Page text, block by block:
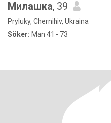
Милашка, 39
Pryluky, Chernihiv, Ukraina
Söker: Man 41 - 73